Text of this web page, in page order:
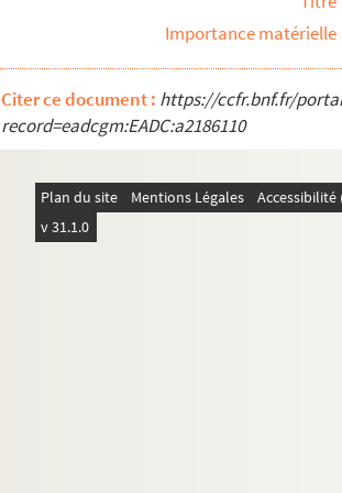
Importance matérielle
Citer ce document : https://ccfr.bnf.fr/
record=eadcgm:EADC:a2186110
Plan du site Mentions Légales
v 31.1.0